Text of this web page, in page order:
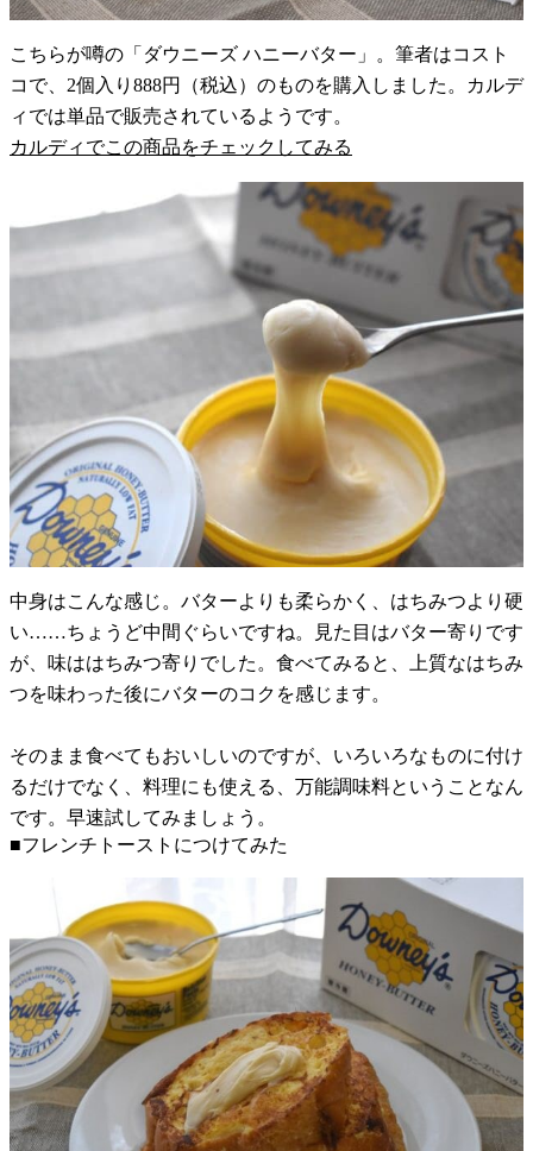
こちらが噂の「ダウニーズ ハニーバター」。筆者はコスト
コで、2個入り888円（税込）のものを購入しました。カルデ
ィでは単品で販売されているようです。
カルディでこの商品をチェックしてみる
中身はこんな感じ。バターよりも柔らかく、はちみつより硬
い……ちょうど中間ぐらいですね。見た目はバター寄りです
が、味ははちみつ寄りでした。食べてみると、上質なはちみ
つを味わった後にバターのコクを感じます。
そのまま食べてもおいしいのですが、いろいろなものに付け
るだけでなく、料理にも使える、万能調味料ということなん
です。早速試してみましょう。
■フレンチトーストにつけてみた